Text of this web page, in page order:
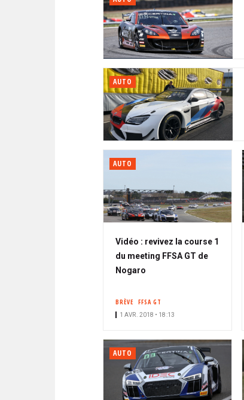
AUTO
AUTO
Vidéo : revivez la course 1
du meeting FFSA GT de
Nogaro
BRÈVE FFSA GT
1 AVR. 2018 • 18:13
AUTO